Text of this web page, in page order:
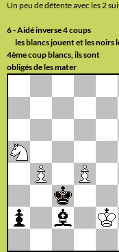
Un peu de détente avec les 2
6 - Aidé inverse 4 coups
les blancs jouent et les noirs
4ème coup blancs, ils sont
obligés de les mater